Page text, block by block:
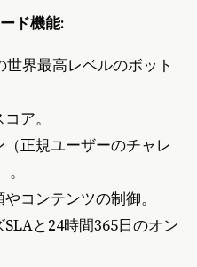
ド機能:
界最高レベルのボット
ア。
正規ユーザーのチャレ
コンテンツの制御。
と24時間365日のオン